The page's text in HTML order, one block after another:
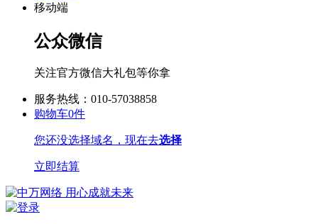
移动端
公众微信
关注官方微信大礼包等你拿
服务热线：010-57038858
购物车0件
您还没选择域名，现在去选择
立即结算